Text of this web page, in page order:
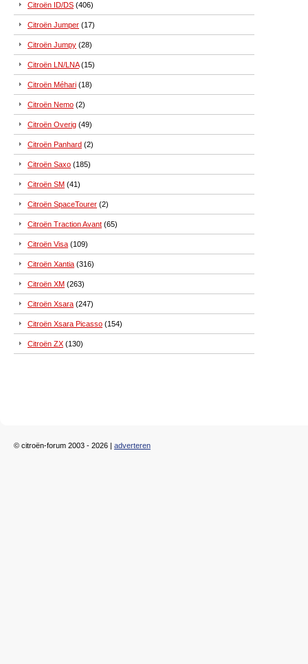
Citroën ID/DS (406)
Citroën Jumper (17)
Citroën Jumpy (28)
Citroën LN/LNA(15)
Citroën Méhari (18)
Citroën Nemo (2)
Citroën Overig (49)
Citroën Panhard (2)
Citroën Saxo (185)
Citroën SM (41)
Citroën SpaceTourer (2)
Citroën Traction Avant (65)
Citroën Visa (109)
Citroën Xantia (316)
Citroën XM (263)
Citroën Xsara (247)
Citroën Xsara Picasso (154)
Citroën ZX (130)
© citroën-forum 2003 - 2026 | adverteren